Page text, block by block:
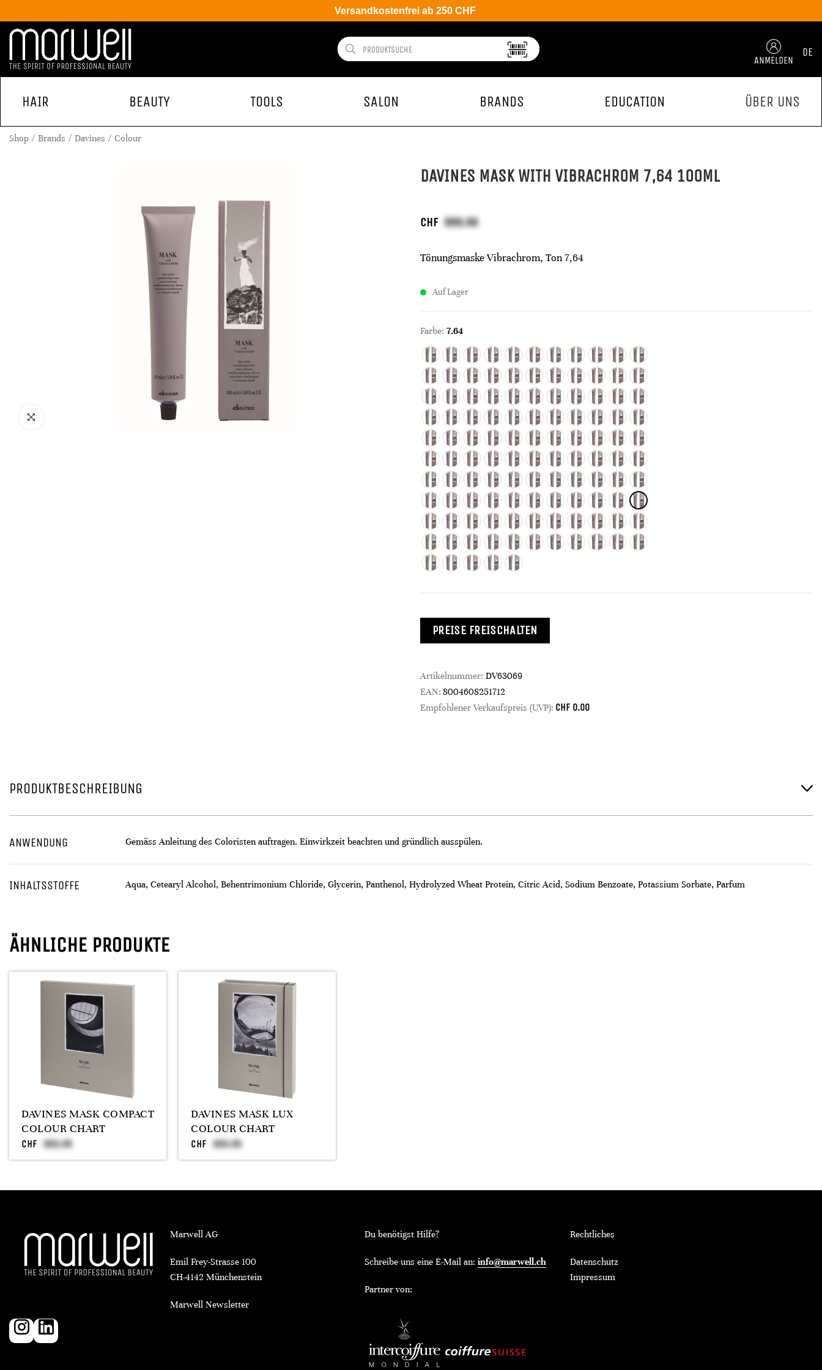
Versandkostenfrei ab 250 CHF
ANMELDEN
DE
HAIR BEAUTY TOOLS SALON BRANDS EDUCATION ÜBER UNS
Shop Brands Davines Colour
DAVINES MASK WITH VIBRACHROM 7,64 100ML
CHF
Tönungsmaske Vibrachrom, Ton 7,64
Auf Lager
Farbe: 7.64
PREISE FREISCHALTEN
Artikelnummer: DV63069
EAN: 8004608251712
Empfohlener Verkaufspreis (UVP): CHF 0.00
PRODUKTBESCHREIBUNG
ANWENDUNG Gemäss Anleitung des Coloristen auftragen. Einwirkzeit beachten und gründlich ausspülen.
INHALTSSTOFFE Aqua, Cetearyl Alcohol, Behentrimonium Chloride, Glycerin, Panthenol, Hydrolyzed Wheat Protein, Citric Acid, Sodium Benzoate, Potassium Sorbate, Parfum
ÄHNLICHE PRODUKTE
DAVINES MASK COMPACT
COLOUR CHART
CHF
DAVINES MASK LUX
COLOUR CHART
CHF
Marwell AG
Emil Frey-Strasse 100
CH-4142 Münchenstein
Marwell Newsletter
Du benötigst Hilfe?
Schreibe uns eine E-Mail an: info@marwell.ch
Partner von:
Rechtliches
Datenschutz
Impressum